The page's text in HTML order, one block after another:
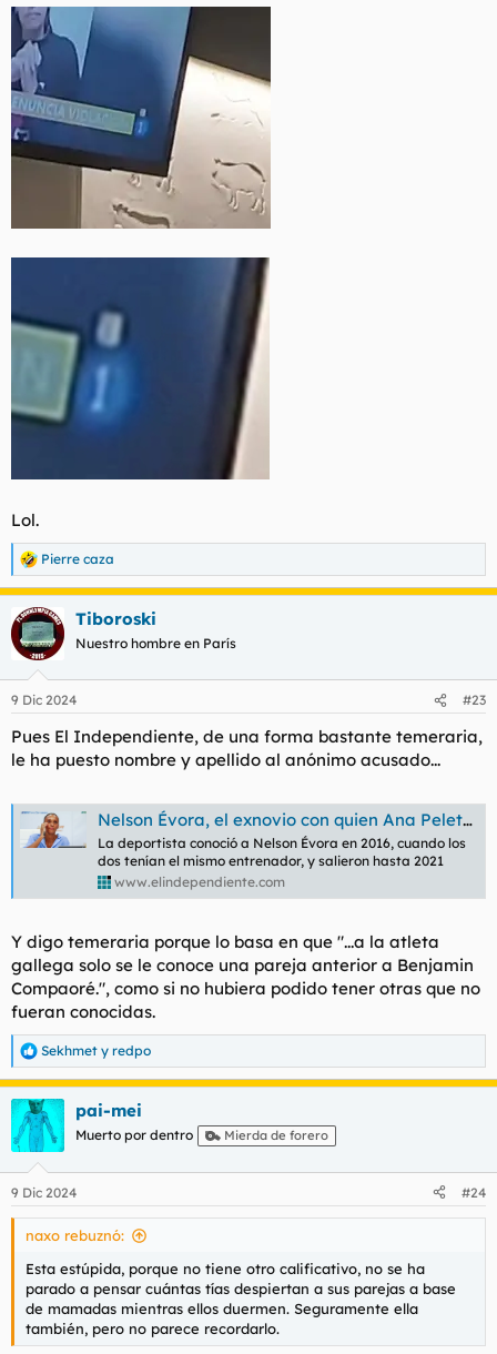
Lol.
R
e
a
c
c
i
e
:
Pierre caza
Tiboroski
Nuestro hombre en París
9 Dic 2024 #23
Pues El Independiente, de una forma bastante temeraria,
le ha puesto nombre y apellido al anónimo acusado...
Nelson Évora, el exnovio con quien Ana Peleteiro tuvo una relación tóxica
La deportista conoció a Nelson Évora en 2016, cuando los
dos tenían el mismo entrenador, y salieron hasta 2021
www.elindependiente.com
Y digo temeraria porque lo basa en que "...a la atleta
gallega solo se le conoce una pareja anterior a Benjamin
Compaoré.", como si no hubiera podido tener otras que no
fueran conocidas.
R
e
c
c
i
e
s
Sekhmet y redpo
pai-mei
Muerto por dentro Mierda de forero
9 Dic 2024 #24
naxo rebuznó:
Esta estúpida, porque no tiene otro calificativo, no se ha
parado a pensar cuántas tías despiertan a sus parejas a base
de mamadas mientras ellos duermen. Seguramente ella
también, pero no parece recordarlo.